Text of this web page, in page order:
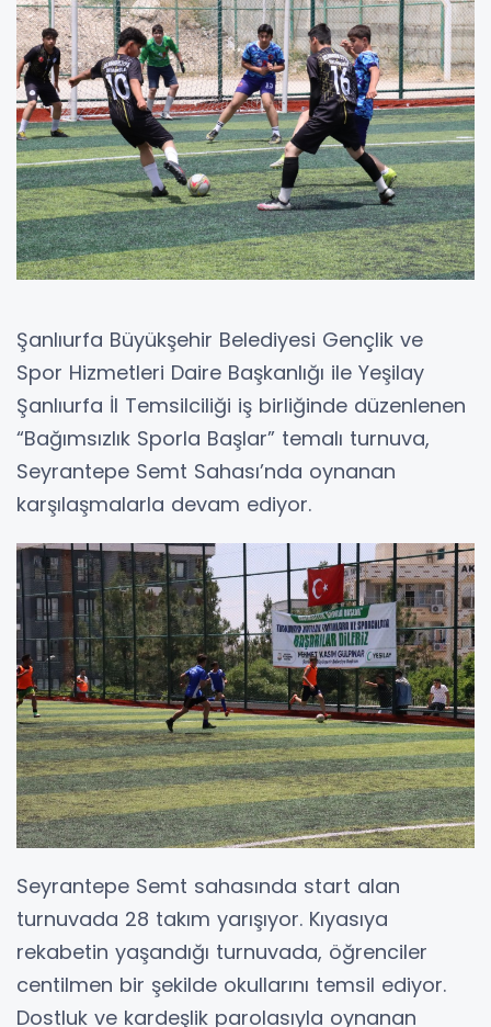
Şanlıurfa Büyükşehir Belediyesi Gençlik ve
Spor Hizmetleri Daire Başkanlığı ile Yeşilay
Şanlıurfa İl Temsilciliği iş birliğinde düzenlenen
“Bağımsızlık Sporla Başlar” temalı turnuva,
Seyrantepe Semt Sahası’nda oynanan
karşılaşmalarla devam ediyor.
Seyrantepe Semt sahasında start alan
turnuvada 28 takım yarışıyor. Kıyasıya
rekabetin yaşandığı turnuvada, öğrenciler
centilmen bir şekilde okullarını temsil ediyor.
Dostluk ve kardeşlik parolasıyla oynanan